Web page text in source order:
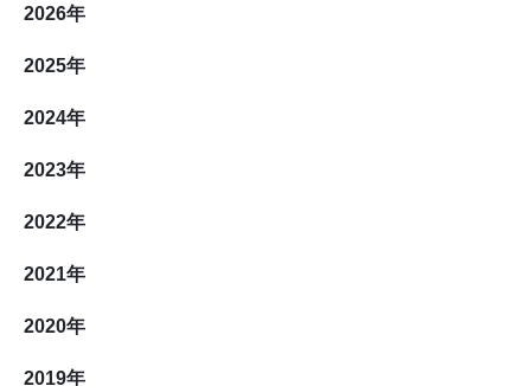
2026年
2025年
2024年
2023年
2022年
2021年
2020年
2019年